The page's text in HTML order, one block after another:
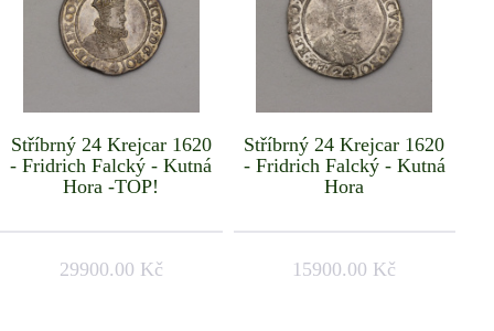
Stříbrný 24 Krejcar 1620
- Fridrich Falcký - Kutná
Hora -TOP!
29900.00 Kč
Stříbrný 24 Krejcar 1620
- Fridrich Falcký - Kutná
Hora
15900.00 Kč